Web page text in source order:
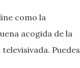
como la
acogida de la
televisivada. Puedes